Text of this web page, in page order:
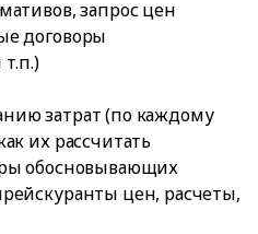
запрос цен
договоры
затрат (по каждому
их рассчитать
обосновывающих
цен, расчеты,